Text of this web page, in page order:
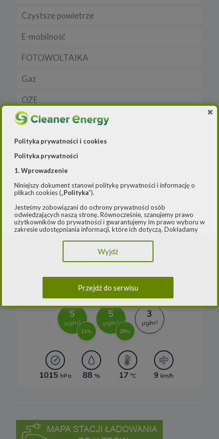
Prawo
Rynek/Gospodarka
Dla domu
Dla firmy
Dla samorządu
Czystsze powietrze
E-mobilność
E-ładowarki
Samochody elektryczne EV
Auta hybrydowe m-HEV i HEV
Samochody typu plug in hybrid BEV
FOTOWOLTAIKA
Gaz
Rynek gazu
CNG
LNG
OZE
Licznik OZE
Biogazownie
Rynek OZE
Lądowa energetyka wiatrowa
Systemy magazynowania energii
Raporty
Wywiad
Jakość powietrza
-- Airly Widget Begin -->
Polityka prywatności i cookies
Polityka prywatności
1. Wprowadzenie
Niniejszy dokument stanowi politykę prywatności i informację o
plikach cookies („Polityka”).
Jesteśmy zobowiązani do ochrony prywatności osób
odwiedzających naszą stronę. Równocześnie, szanujemy prawo
użytkowników do prywatności i gwarantujemy im prawo wyboru w
zakresie udostępniania informacji, które ich dotyczą. Dokładamy
przepisami, w szczególności rozporządzeniem Parlamentu
Europejskiego i Rady (UE) 2016/979 z dnia 27 kwietnia 2016 r. w
10 maja 2018 roku o ochronie danych osobowych („
Niniejsza Polityka dotyczy przetwarzania danych osobowych,
których administratorem jest Cleaner Energy spółka z ograniczoną
odpowiedzialnością sp. k. z siedzibą w Warszawie, przy ul.
Dąbrowieckiej 6A lok. 6, 03-932 Warszawa, wpisana do rejestru
przez Sąd Rejonowy dla m. st. Warszawy w Warszawie, XIII
Wydział Gospodarczy Krajowego Rejestru Sądowego za numerem
KRS 0000770248, REGON 382497533, NIP 1132992861
”).
skontaktować się z nami:
a) pod adresem e-mail:
rodo@cleanerenergy.pl
Wyjdź
Przejdź do serwisu